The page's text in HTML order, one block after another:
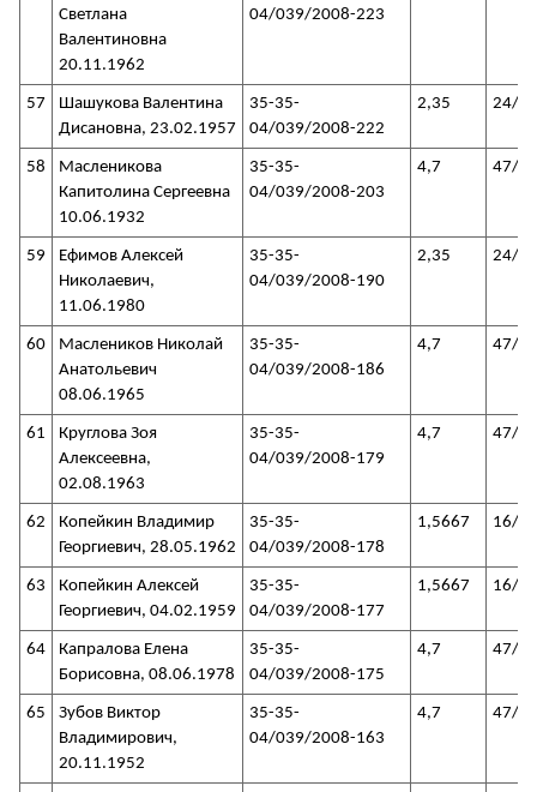
Светлана
Валентиновна
20.11.1962
04/039/2008-223
57
Шашукова Валентина
Дисановна, 23.02.1957
35-35-
04/039/2008-222
2,35 24/
58
Масленикова
Капитолина Сергеевна
10.06.1932
35-35-
04/039/2008-203
4,7 47/
59
Ефимов Алексей
Николаевич,
11.06.1980
35-35-
04/039/2008-190
2,35 24/
60
Маслеников Николай
Анатольевич
08.06.1965
35-35-
04/039/2008-186
4,7 47/
61
Круглова Зоя
Алексеевна,
02.08.1963
35-35-
04/039/2008-179
4,7 47/
62
Копейкин Владимир
Георгиевич, 28.05.1962
35-35-
04/039/2008-178
1,5667 16/
63
Копейкин Алексей
Георгиевич, 04.02.1959
35-35-
04/039/2008-177
1,5667 16/
64
Капралова Елена
Борисовна, 08.06.1978
35-35-
04/039/2008-175
4,7 47/
65
Зубов Виктор
Владимирович,
20.11.1952
35-35-
04/039/2008-163
4,7 47/